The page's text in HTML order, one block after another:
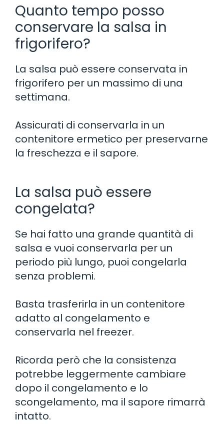
Quanto tempo posso
conservare la salsa in
frigorifero?
La salsa può essere conservata in
frigorifero per un massimo di una
settimana.
Assicurati di conservarla in un
contenitore ermetico per preservarne
la freschezza e il sapore.
La salsa può essere
congelata?
Se hai fatto una grande quantità di
salsa e vuoi conservarla per un
periodo più lungo, puoi congelarla
senza problemi.
Basta trasferirla in un contenitore
adatto al congelamento e
conservarla nel freezer.
Ricorda però che la consistenza
potrebbe leggermente cambiare
dopo il congelamento e lo
scongelamento, ma il sapore rimarrà
intatto.